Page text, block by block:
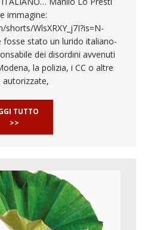
immagine:
WlsXRXY_j7I?is=N-
fosse stato un lurido italiano-
dei disordini avvenuti
la polizia, i CC o altre
autorizzate,
TUTTO
>>